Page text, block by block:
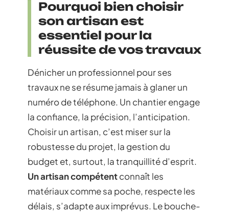
Pourquoi bien choisir
son artisan est
essentiel pour la
réussite de vos travaux
Dénicher un professionnel pour ses
travaux ne se résume jamais à glaner un
numéro de téléphone. Un chantier engage
la confiance, la précision, l’anticipation.
Choisir un artisan, c’est miser sur la
robustesse du projet, la gestion du
budget et, surtout, la tranquillité d’esprit.
Un artisan compétentconnaît les
matériaux comme sa poche, respecte les
délais, s’adapte aux imprévus. Le bouche-